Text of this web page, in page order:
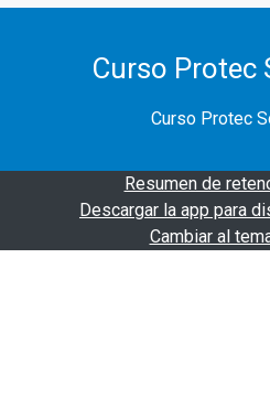
Curso Protec
Curso Protec
Resumen de
Descargar la app para
Cambiar al